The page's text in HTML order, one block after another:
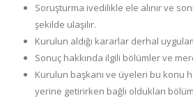
Soruşturma ivedilikle ele alınır ve
şekilde ulaşılır.
Kurulun aldığı kararlar derhal
Sonuç hakkında ilgili bölümler ve
Kurulun başkanı ve üyeleri bu konu
yerine getirirken bağlı oldukları